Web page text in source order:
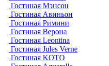
Гостиная Мэнсон
Гостиная Авиньон
Гостиная Римини
Гостиная Верона
Гостиная Leontina
Гостиная Jules Verne
Гостиная KOTO